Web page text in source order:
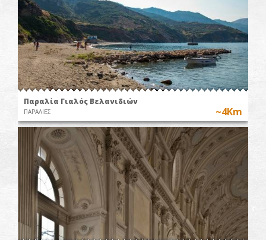
Παραλία Γιαλός Βελανιδιών
ΠΑΡΑΛΙΕΣ ~4Km